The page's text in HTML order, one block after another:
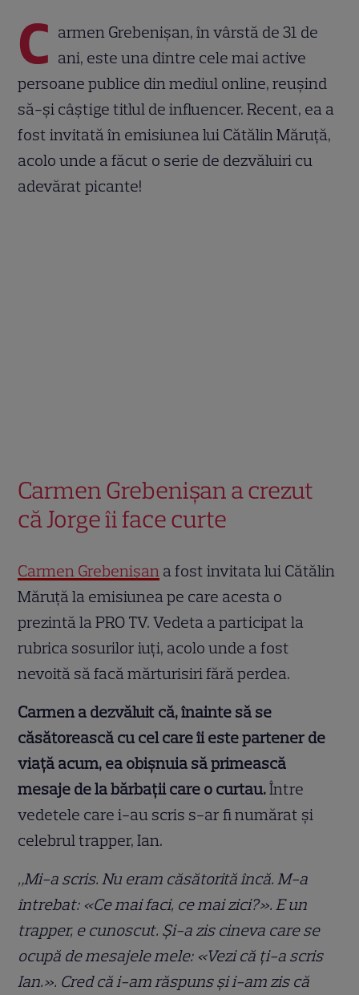
C armen Grebenișan, în vârstă de 31 de
ani, este una dintre cele mai active
persoane publice din mediul online, reușind
să-și câștige titlul de influencer. Recent, ea a
fost invitată în emisiunea lui Cătălin Măruță,
acolo unde a făcut o serie de dezvăluiri cu
adevărat picante!
Carmen Grebenișan a crezut
că Jorge îi face curte
Carmen Grebenișan a fost invitata lui Cătălin
Măruță la emisiunea pe care acesta o
prezintă la PRO TV. Vedeta a participat la
rubrica sosurilor iuți, acolo unde a fost
nevoită să facă mărturisiri fără perdea.
Carmen a dezvăluit că, înainte să se
căsătorească cu cel care îi este partener de
viață acum, ea obișnuia să primească
mesaje de la bărbații care o curtau.Între
vedetele care i-au scris s-ar fi numărat și
celebrul trapper, Ian.
„Mi-a scris. Nu eram căsătorită încă. M-a
întrebat: «Ce mai faci, ce mai zici?». E un
trapper, e cunoscut. Și-a zis cineva care se
ocupă de mesajele mele: «Vezi că ți-a scris
Ian.». Cred că i-am răspuns și i-am zis că